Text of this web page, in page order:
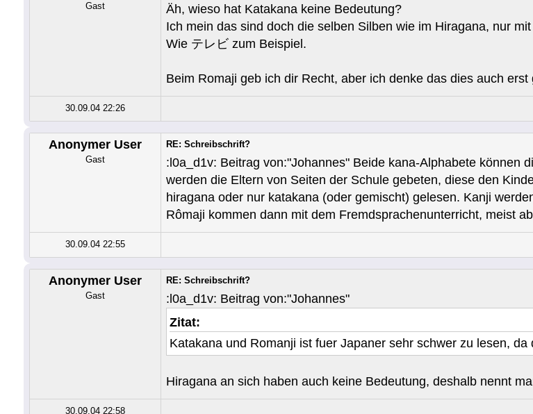
Gast
Äh, wieso hat Katakana keine Bedeutung?
Ich mein das sind doch die selben Silben wie im Hiragana, nur
Wie テレビ zum Beispiel.
Beim Romaji geb ich dir Recht, aber ich denke das dies auch
30.09.04 22:26
Anonymer User
Gast
RE: Schreibschrift?
:l0a_d1v: Beitrag von:"Johannes" Beide kana-Alphabete können
werden die Eltern von Seiten der Schule gebeten, diese den
hiragana oder nur katakana (oder gemischt) gelesen. Kanji
Rômaji kommen dann mit dem Fremdsprachenunterricht, meist
30.09.04 22:55
Anonymer User
Gast
RE: Schreibschrift?
:l0a_d1v: Beitrag von:"Johannes"
Zitat:
Katakana und Romanji ist fuer Japaner sehr schwer zu lesen,
Hiragana an sich haben auch keine Bedeutung, deshalb nennt
30.09.04 22:58